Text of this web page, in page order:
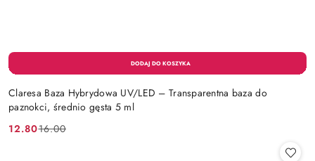
Claresa Baza Hybrydowa UV/LED – Transparentna baza do
paznokci, średnio gęsta 5 ml
Cena
12.80
Cena 16.00